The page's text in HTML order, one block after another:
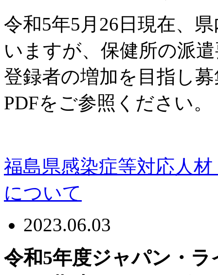
令和5年5月26日現在、
いますが、保健所の派
登録者の増加を目指し
PDFをご参照ください。
福島県感染症等対応人
について
2023.06.03
令和5年度ジャパン・